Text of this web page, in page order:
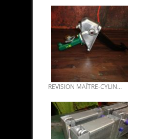
REVISION MAÎTRE-CYLINDRE D’EMBRAYAGE CITROEN SM.